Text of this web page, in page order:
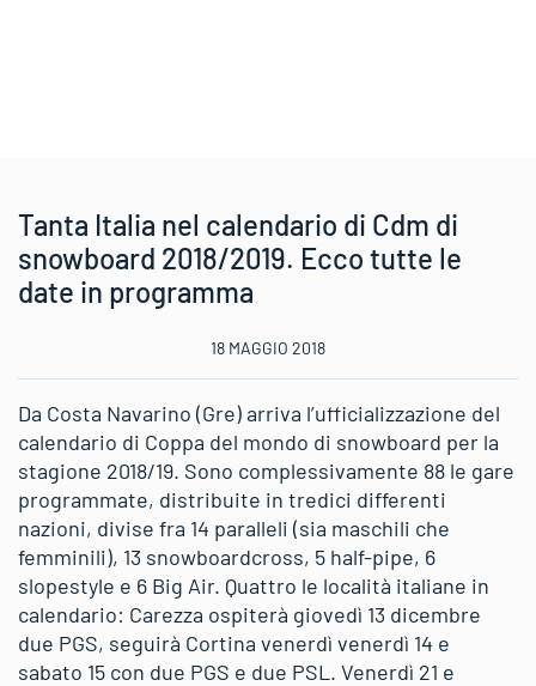
Tanta Italia nel calendario di Cdm di
snowboard 2018/2019. Ecco tutte le
date in programma
18 MAGGIO 2018
Da Costa Navarino (Gre) arriva l’ufficializzazione del
calendario di Coppa del mondo di snowboard per la
stagione 2018/19. Sono complessivamente 88 le gare
programmate, distribuite in tredici differenti
nazioni, divise fra 14 paralleli (sia maschili che
femminili), 13 snowboardcross, 5 half-pipe, 6
slopestyle e 6 Big Air. Quattro le località italiane in
calendario: Carezza ospiterà giovedì 13 dicembre
due PGS, seguirà Cortina venerdì venerdì 14 e
sabato 15 con due PGS e due PSL. Venerdì 21 e